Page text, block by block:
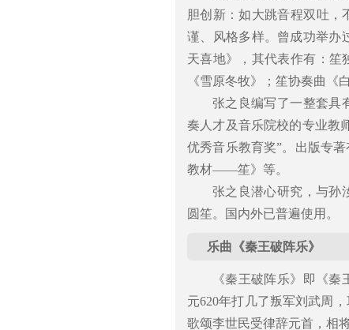
胆创新：如大跳音程双吐
谨、风格多样。曾成功举
天喜地》，其代表作有：笙
《雪原冬牧》；笙协奏曲《
张之良编写了一整套具
奏人才及音乐院校的专业教
优秀音乐教育奖”。出版专
教材——笙》等。
张之良潜心研究，与孙
圆笙。国内外已普遍使用。
乐曲《秦王破阵乐》
《秦王破阵乐》即《
元620年打几了叛军刘武周
歌颂李世民受律辞元首，相